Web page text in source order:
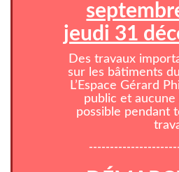
jeudi 31
Des travaux
sur les bâtiments
L’Espace Gérard
public et
possible pendant